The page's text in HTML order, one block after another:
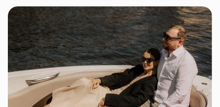
магией наполнены часы перед рассветом.
Наши капитаны знают самые живописные
маршруты и уединенные уголки петербургской
акватории. Мы позаботимся о легком фуршете,
охлажденном шампанском и музыкальном
сопровождении. А если вы планируете сделать
предложение руки и сердца или отметить важную
дату — мы поможем с организацией подходящего
сценария и создадим все условия для вашего
особенного момента.